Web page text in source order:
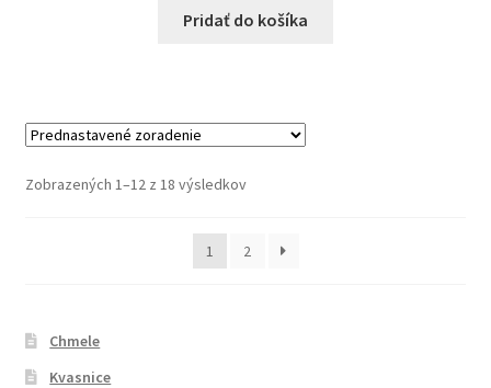
Pridať do košíka
Zobrazených 1–12 z 18 výsledkov
1 2
Chmele
Kvasnice